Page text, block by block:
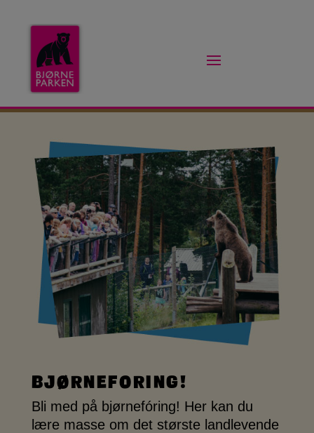
Bjørneforing!
Bli med på bjørnefóring! Her kan du
lære masse om det største landlevende